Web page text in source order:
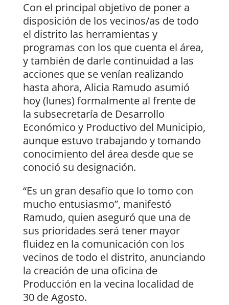
Con el principal objetivo de poner a
disposición de los vecinos/as de todo
el distrito las herramientas y
programas con los que cuenta el área,
y también de darle continuidad a las
acciones que se venían realizando
hasta ahora, Alicia Ramudo asumió
hoy (lunes) formalmente al frente de
la subsecretaría de Desarrollo
Económico y Productivo del Municipio,
aunque estuvo trabajando y tomando
conocimiento del área desde que se
conoció su designación.
“Es un gran desafío que lo tomo con
mucho entusiasmo”, manifestó
Ramudo, quien aseguró que una de
sus prioridades será tener mayor
fluidez en la comunicación con los
vecinos de todo el distrito, anunciando
la creación de una oficina de
Producción en la vecina localidad de
30 de Agosto.